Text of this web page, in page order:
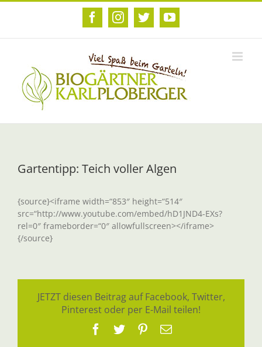
Zum
FacebookInstagram
TwitterYouTube
Gartentipp: Teich voller Algen
{source}<iframe width=“853″ height=“514″
src=“http://www.youtube.com/embed/hD1JND4-EXs?
rel=0″ frameborder=“0″ allowfullscreen></iframe>
{/source}
JETZT diesen Beitrag auf Facebook, Twitter,
Pinterest oder per E-Mail teilen!
Facebook
TwitterPinterest
E-